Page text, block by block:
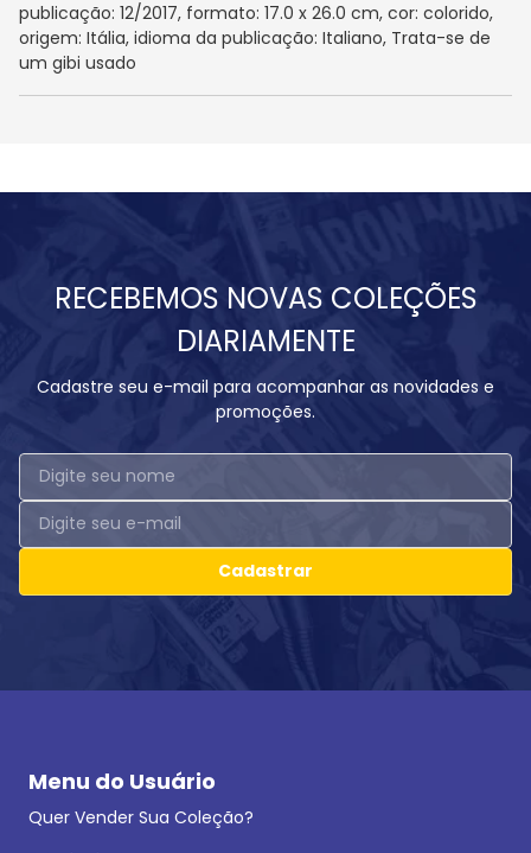
publicação: 12/2017, formato: 17.0 x 26.0 cm, cor: colorido,
origem: Itália, idioma da publicação: Italiano, Trata-se de
um gibi usado
RECEBEMOS NOVAS COLEÇÕES
DIARIAMENTE
Cadastre seu e-mail para acompanhar as novidades e
promoções.
Cadastrar
Menu do Usuário
Quer Vender Sua Coleção?